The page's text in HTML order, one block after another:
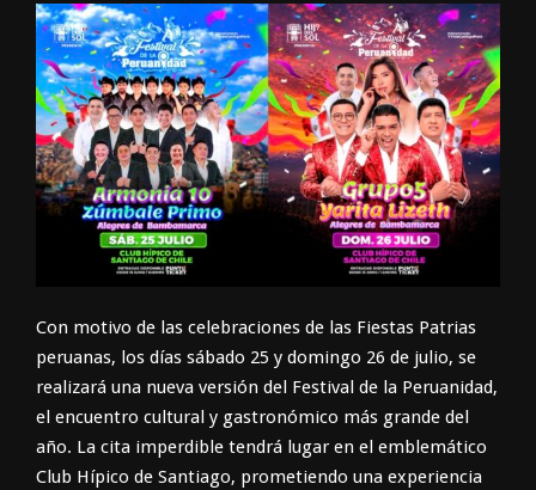
Con motivo de las celebraciones de las Fiestas Patrias
peruanas, los días sábado 25 y domingo 26 de julio, se
realizará una nueva versión del Festival de la Peruanidad,
el encuentro cultural y gastronómico más grande del
año. La cita imperdible tendrá lugar en el emblemático
Club Hípico de Santiago, prometiendo una experiencia